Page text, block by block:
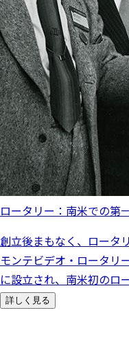
ロータリー：南米での第
創立後まもなく、ロータ
モンテビデオ・ロータリ
に設立され、南米初のロ
詳しく見る